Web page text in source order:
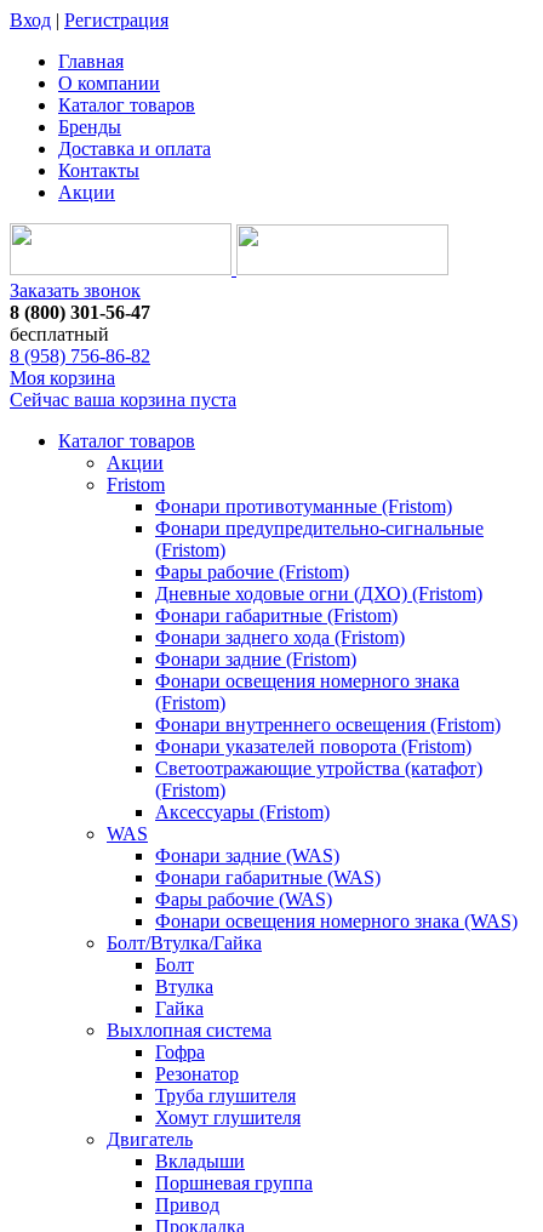
Вход | Регистрация
Главная
О компании
Каталог товаров
Бренды
Доставка и оплата
Контакты
Акции
Заказать звонок
8 (800) 301-56-47
бесплатный
8 (958) 756-86-82
Моя корзина
Сейчас ваша корзина пуста
Каталог товаров
Акции
Fristom
Фонари противотуманные (Fristom)
Фонари предупредительно-сигнальные
(Fristom)
Фары рабочие (Fristom)
Дневные ходовые огни (ДХО) (Fristom)
Фонари габаритные (Fristom)
Фонари заднего хода (Fristom)
Фонари задние (Fristom)
Фонари освещения номерного знака
(Fristom)
Фонари внутреннего освещения (Fristom)
Фонари указателей поворота (Fristom)
Светоотражающие утройства (катафот)
(Fristom)
Аксессуары (Fristom)
WAS
Фонари задние (WAS)
Фонари габаритные (WAS)
Фары рабочие (WAS)
Фонари освещения номерного знака (WAS)
Болт/Втулка/Гайка
Болт
Втулка
Гайка
Выхлопная система
Гофра
Резонатор
Труба глушителя
Хомут глушителя
Двигатель
Вкладыши
Поршневая группа
Привод
Прокладка